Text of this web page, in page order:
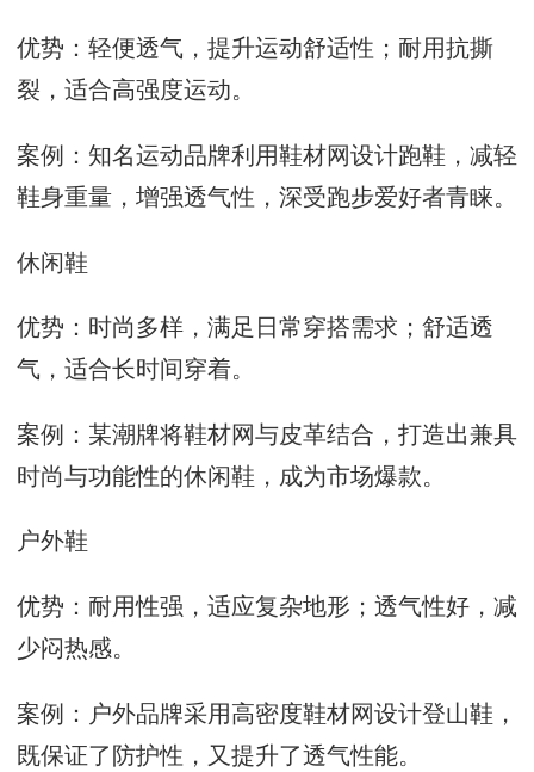
优势：轻便透气，提升运动舒适性；耐用抗撕
裂，适合高强度运动。
案例：知名运动品牌利用鞋材网设计跑鞋，减轻
鞋身重量，增强透气性，深受跑步爱好者青睐。
休闲鞋
优势：时尚多样，满足日常穿搭需求；舒适透
气，适合长时间穿着。
案例：某潮牌将鞋材网与皮革结合，打造出兼具
时尚与功能性的休闲鞋，成为市场爆款。
户外鞋
优势：耐用性强，适应复杂地形；透气性好，减
少闷热感。
案例：户外品牌采用高密度鞋材网设计登山鞋，
既保证了防护性，又提升了透气性能。